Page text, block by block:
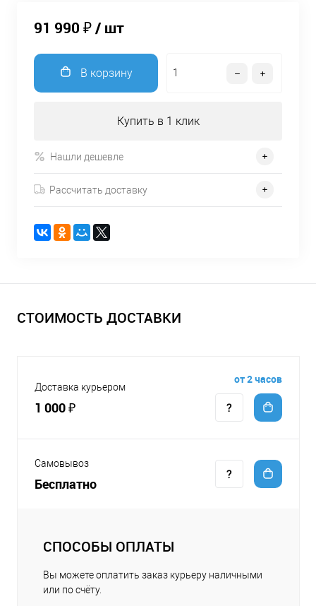
91 990 ₽/ шт
В корзину
Купить в 1 клик
Нашли дешевле
Рассчитать доставку
СТОИМОСТЬ ДОСТАВКИ
Доставка курьером
1 000 ₽
от 2 часов
Самовывоз
Бесплатно
СПОСОБЫ ОПЛАТЫ
Вы можете оплатить заказ курьеру наличными
или по счёту.